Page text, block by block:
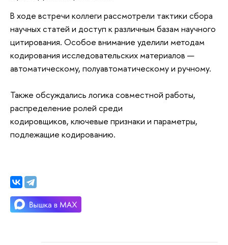
В ходе встречи коллеги рассмотрели тактики сбора
научных статей и доступ к различным базам научного
цитирования. Особое внимание уделили методам
кодирования исследовательских материалов —
автоматическому, полуавтоматическому и ручному.
Также обсуждались логика совместной работы,
распределение ролей среди
кодировщиков, ключевые признаки и параметры,
подлежащие кодированию.